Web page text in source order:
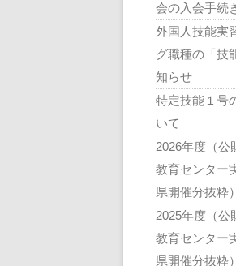
会の入会手続
外国人技能実
グ職種の「技
知らせ
特定技能１号
いて
2026年度（公
教育センター
県開催分抜粋）
2025年度（公
教育センター
県開催分抜粋）